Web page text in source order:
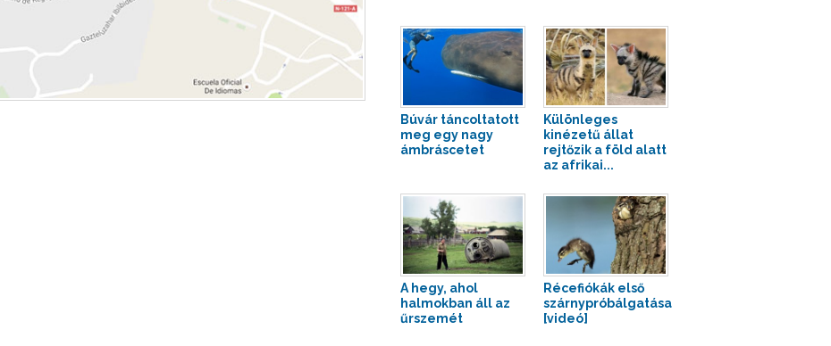
Búvár táncoltatott
meg egy nagy
ámbráscetet
Különleges
kinézetű állat
rejtőzik a föld alatt
az afrikai...
A hegy, ahol
halmokban áll az
űrszemét
Récefiókák első
szárnypróbálgatása
[videó]